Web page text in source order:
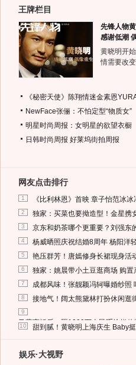
王牌栏目
先锋人物
感谢低潮
黄晓明开
情需要改
《秘密天使》陈翔情迷金素恩
NewFace张俪：不怕定型“物质女”
明星时尚周报：女明星的欲望衣橱
日韩时尚周报 好莱坞街拍周报
网友点击排行
1 《比利林恩》首映 章子怡范冰
2 独家：买菜也要拗造型！金星携
3 京东和奶茶哪个更重要？刘强东
4 杨威晒照庆祝结婚8周年 杨阳洋
5 艳压群芳！唐嫣修身长裙现身活
6 独家：姚晨带小土豆逛商场 购置
7 成都风味！张靓颖冯轲曝婚纱照
8 接地气！阔太熊黛林打扮休闲逛
9
马蓉离婚后，砸1000万人民币给媒体
10 甜到腻！黄晓明上海庆生 Baby
娱乐·大视野